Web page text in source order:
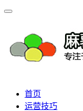
首页
运营技巧